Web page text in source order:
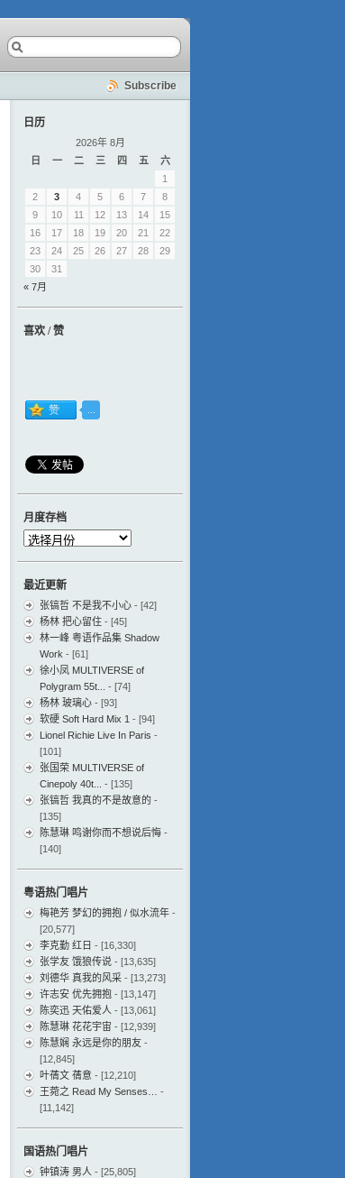
Subscribe
日历
2026年 8月
日
一 二 三 四 五
六
1
2
3 4 5 6 7
8
9
10 11 12 13 14
15
16
17 18 19 20 21
22
23
24 25 26 27 28
29
30
31
« 7月
喜欢 / 赞
月度存档
月
档
最近更新
张镐哲 不是我不小心 - [42]
杨林 把心留住 - [45]
林一峰 粤语作品集 Shadow
Work - [61]
徐小凤 MULTIVERSE of
Polygram 55t...
- [74]
杨林 玻璃心 - [93]
软硬 Soft Hard Mix 1 - [94]
Lionel Richie Live In Paris -
[101]
张国荣 MULTIVERSE of
Cinepoly 40t...
- [135]
张镐哲 我真的不是故意的 -
[135]
陈慧琳 鸣谢你而不想说后悔 -
[140]
粤语热门唱片
梅艳芳 梦幻的拥抱 / 似水流年 -
[20,577]
李克勤 红日 - [16,330]
张学友 饿狼传说 - [13,635]
刘德华 真我的风采 - [13,273]
许志安 优先拥抱 - [13,147]
陈奕迅 天佑爱人 - [13,061]
陈慧琳 花花宇宙 - [12,939]
陈慧娴 永远是你的朋友 -
[12,845]
叶蒨文 蒨意 - [12,210]
王菀之 Read My Senses…
-
[11,142]
国语热门唱片
钟镇涛 男人 - [25,805]